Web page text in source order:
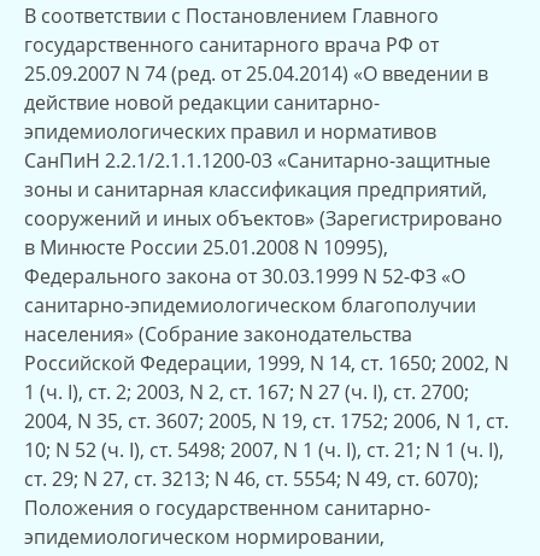
В соответствии с Постановлением Главного
государственного санитарного врача РФ от
25.09.2007 N 74 (ред. от 25.04.2014) «О введении в
действие новой редакции санитарно-
эпидемиологических правил и нормативов
СанПиН 2.2.1/2.1.1.1200-03 «Санитарно-защитные
зоны и санитарная классификация предприятий,
сооружений и иных объектов» (Зарегистрировано
в Минюсте России 25.01.2008 N 10995),
Федерального закона от 30.03.1999 N 52-ФЗ «О
санитарно-эпидемиологическом благополучии
населения» (Собрание законодательства
Российской Федерации, 1999, N 14, ст. 1650; 2002, N
1 (ч. I), ст. 2; 2003, N 2, ст. 167; N 27 (ч. I), ст. 2700;
2004, N 35, ст. 3607; 2005, N 19, ст. 1752; 2006, N 1, ст.
10; N 52 (ч. I), ст. 5498; 2007, N 1 (ч. I), ст. 21; N 1 (ч. I),
ст. 29; N 27, ст. 3213; N 46, ст. 5554; N 49, ст. 6070);
Положения о государственном санитарно-
эпидемиологическом нормировании,